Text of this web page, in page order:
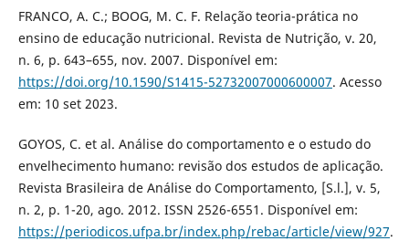
FRANCO, A. C.; BOOG, M. C. F. Relação teoria-prática no
ensino de educação nutricional. Revista de Nutrição, v. 20,
n. 6, p. 643–655, nov. 2007. Disponível em:
https://doi.org/10.1590/S1415-52732007000600007. Acesso
em: 10 set 2023.
GOYOS, C. et al. Análise do comportamento e o estudo do
envelhecimento humano: revisão dos estudos de aplicação.
Revista Brasileira de Análise do Comportamento, [S.l.], v. 5,
n. 2, p. 1-20, ago. 2012. ISSN 2526-6551. Disponível em:
https://periodicos.ufpa.br/index.php/rebac/article/view/927.